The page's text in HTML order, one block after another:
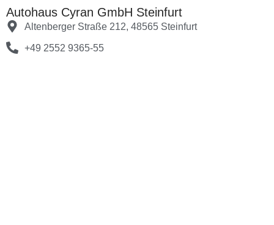
Autohaus Cyran GmbH Steinfurt
Altenberger Straße 212, 48565 Steinfurt
+49 2552 9365-55